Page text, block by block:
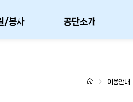
/봉사 공단소개
이용안내